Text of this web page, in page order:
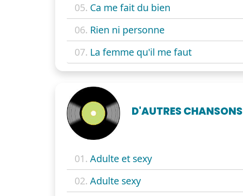
05. Ca me fait du bien
06. Rien ni personne
07. La femme qu'il me faut
D'AUTRES CHANSONS
01. Adulte et sexy
02. Adulte sexy